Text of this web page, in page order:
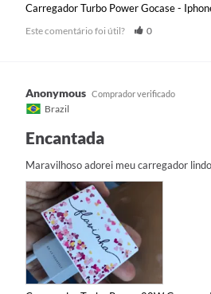
Carregador Turbo Power Gocase -
Este comentário foi útil? 0
Anonymous
Brazil
Encantada
Maravilhoso adorei meu carregador